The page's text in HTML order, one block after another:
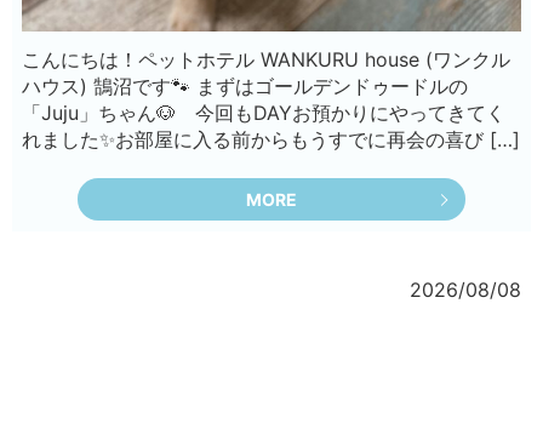
こんにちは！ペットホテル WANKURU house (ワンクル
ハウス) 鵠沼です🐾 まずはゴールデンドゥードルの
「Juju」ちゃん🐶 今回もDAYお預かりにやってきてく
れました✨お部屋に入る前からもうすでに再会の喜び […]
MORE
2026/08/08